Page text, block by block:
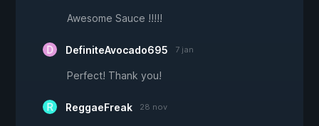
Awesome Sauce !!!!!
DefiniteAvocado695 7 jan
Perfect! Thank you!
ReggaeFreak 28 nov